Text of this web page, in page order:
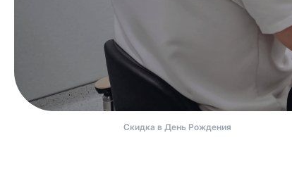
Скидка в День Рождения